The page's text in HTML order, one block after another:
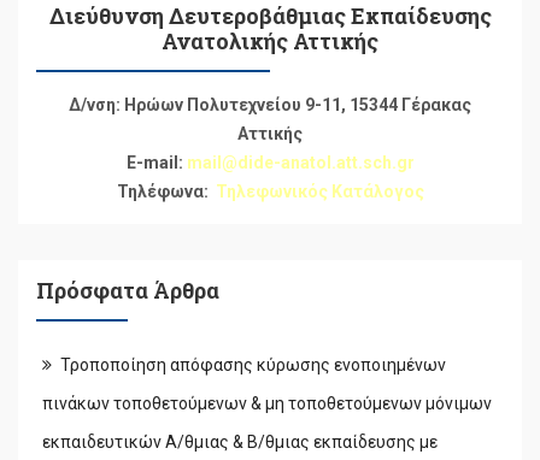
Διεύθυνση Δευτεροβάθμιας Εκπαίδευσης
Ανατολικής Αττικής
Δ/νση: Ηρώων Πολυτεχνείου 9-11, 15344 Γέρακας
Αττικής
E-mail: mail@dide-anatol.att.sch.gr
Τηλέφωνα: Τηλεφωνικός Κατάλογος
Πρόσφατα Άρθρα
Τροποποίηση απόφασης κύρωσης ενοποιημένων
πινάκων τοποθετούμενων & μη τοποθετούμενων μόνιμων
εκπαιδευτικών Α/θμιας & Β/θμιας εκπαίδευσης με